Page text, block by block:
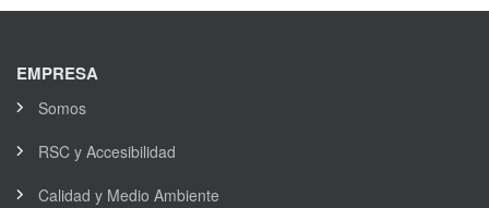
EMPRESA
Somos
RSC y Accesibilidad
Calidad y Medio Ambiente